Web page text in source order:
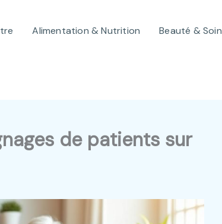
Alimentation & Nutrition Beauté & Soin
de patients sur